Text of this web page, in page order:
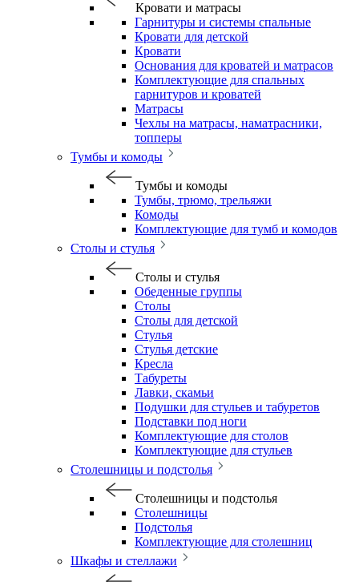
Кровати и матрасы
Гарнитуры и системы спальные
Кровати для детской
Кровати
Основания для кроватей и матрасов
Комплектующие для спальных
гарнитуров и кроватей
Матрасы
Чехлы на матрасы, наматрасники,
топперы
Тумбы и комоды
Тумбы и комоды
Тумбы, трюмо, трельяжи
Комоды
Комплектующие для тумб и комодов
Столы и стулья
Столы и стулья
Обеденные группы
Столы
Столы для детской
Стулья
Стулья детские
Кресла
Табуреты
Лавки, скамьи
Подушки для стульев и табуретов
Подставки под ноги
Комплектующие для столов
Комплектующие для стульев
Столешницы и подстолья
Столешницы и подстолья
Столешницы
Подстолья
Комплектующие для столешниц
Шкафы и стеллажи